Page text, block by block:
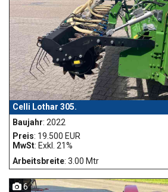
Celli Lothar 305.
Baujahr: 2022
Preis: 19.500 EUR
MwSt: Exkl. 21%
Arbeitsbreite: 3.00 Mtr
6